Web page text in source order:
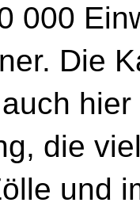
000
Die
die
und